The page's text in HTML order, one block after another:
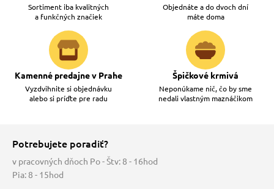
Sortiment iba kvalitných
a funkčných značiek
Objednáte a do dvoch dní
máte doma
Kamenné predajne v Prahe
Vyzdvihnite si objednávku
alebo si príďte pre radu
Špičkové krmivá
Neponúkame nič, čo by sme
nedali vlastným maznáčikom
Potrebujete poradiť?
v pracovných dňoch Po - Štv: 8 - 16hod
Pia: 8 - 15hod